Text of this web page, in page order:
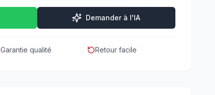
Demander à l'IA
Garantie qualité Retour facile